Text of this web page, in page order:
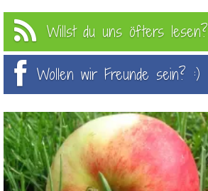
Willst du uns öfters lesen?
Wollen wir Freunde sein? :)